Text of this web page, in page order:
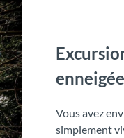
Vous avez
simplement